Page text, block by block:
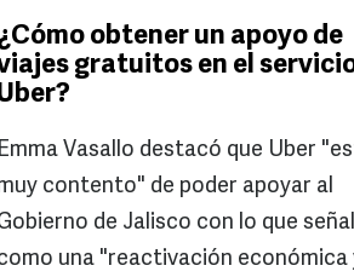
obtener un apoyo de
gratuitos en el
Emma Vasallo destacó que Uber
contento" de poder apoyar al
de Jalisco con lo que
una "reactivación económica